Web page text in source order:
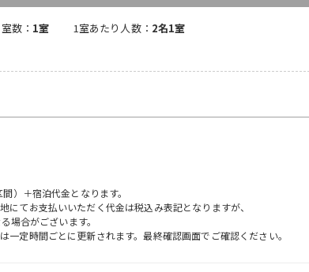
室数： 1室 1室あたり人数： 2名1室
）＋宿泊代金となります。
てお支払いいただく代金は税込み表記となりますが、
場合がございます。
定時間ごとに更新されます。最終確認画面でご確認ください。